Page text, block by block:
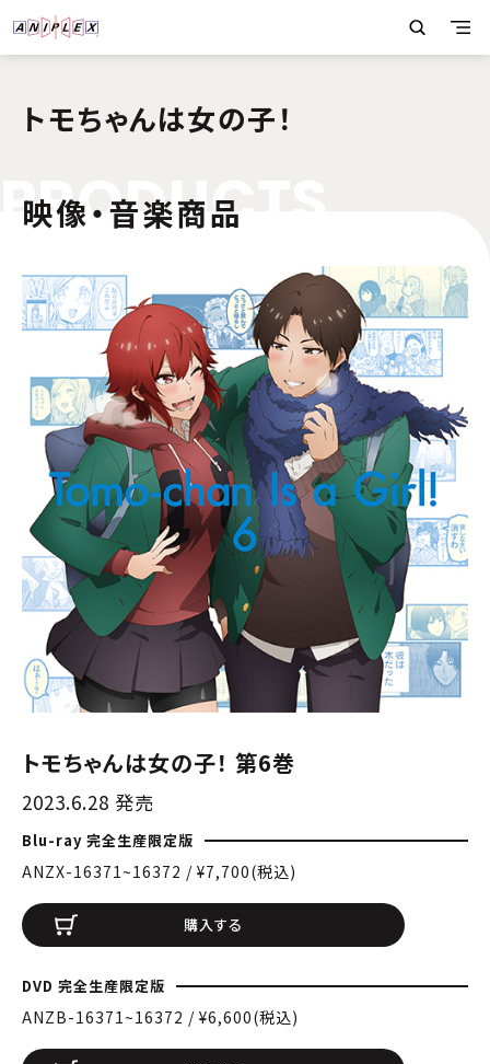
トモちゃんは女の子！
PRODUC
映像・音楽商品
トモちゃんは女の子！ 第6巻
2023.6.28 発売
Blu-ray 完全生産限定版
ANZX-16371~16372 / ¥7,700(税込)
購入する
DVD 完全生産限定版
ANZB-16371~16372 / ¥6,600(税込)